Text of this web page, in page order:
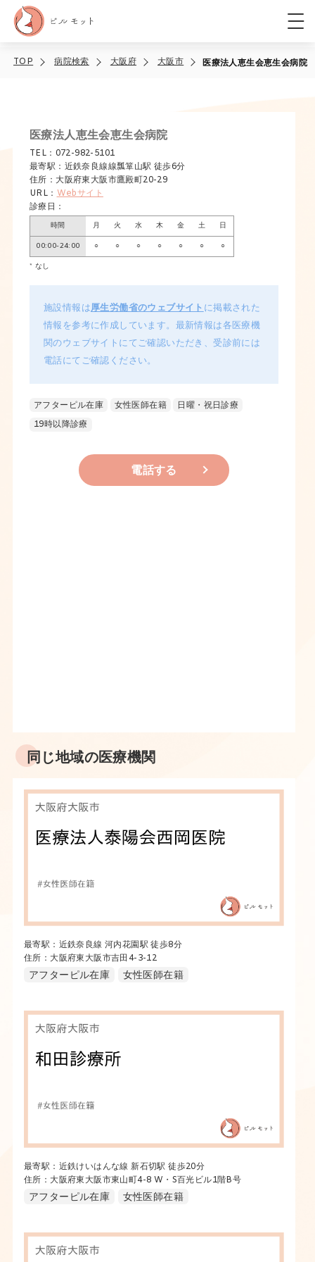
TOP 病院検索 大阪府 大阪市 医療法人恵生会恵生会病院
医療法人恵生会恵生会病院
TEL：072-982-5101
最寄駅：近鉄奈良線線瓢箪山駅 徒歩6分
住所：大阪府東大阪市鷹殿町20-29
URL： Webサイト
診療日：
時間 月 火 水 木 金 土 日
00:00-24:00 ○ ○ ○ ○ ○ ○ ○
* なし
施設情報は厚生労働省のウェブサイト に掲載された
情報を参考に作成しています。最新情報は各医療機
関のウェブサイトにてご確認いただき、受診前には
電話にてご確認ください。
アフターピル在庫 女性医師在籍
日曜・祝日診療
19時以降診療
電話する
同じ地域の医療機関
最寄駅：近鉄奈良線 河内花園駅 徒歩8分
住所：大阪府東大阪市吉田4-3-12
アフターピル在庫 女性医師在籍
最寄駅：近鉄けいはんな線 新石切駅 徒歩20分
住所：大阪府東大阪市東山町4-8 W・S百光ビル1階B号
アフターピル在庫 女性医師在籍